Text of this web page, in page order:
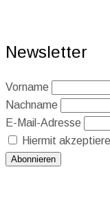
Newsletter
Vorname
Nachname
E-Mail-Adresse
Hiermit